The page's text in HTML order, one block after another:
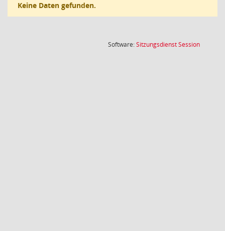
Keine Daten gefunden.
Software:SitzungsdienstSession(Wird in